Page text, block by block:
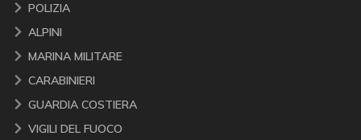
POLIZIA
ALPINI
MARINA MILITARE
CARABINIERI
GUARDIA COSTIERA
VIGILI DEL FUOCO